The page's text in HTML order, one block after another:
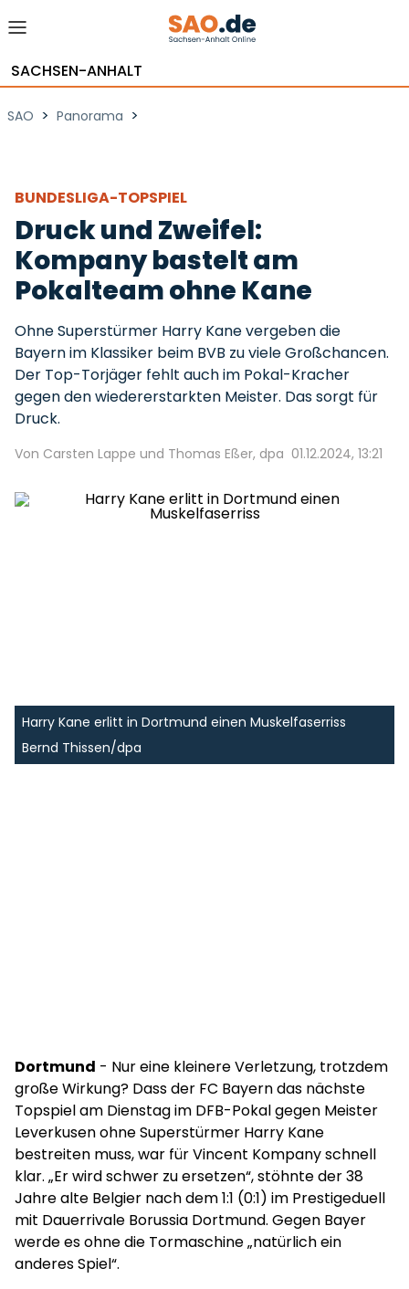
SACHSEN-ANHALT
SAO > Panorama >
BUNDESLIGA-TOPSPIEL
Druck und Zweifel:
Kompany bastelt am
Pokalteam ohne Kane
Ohne Superstürmer Harry Kane vergeben die
Bayern im Klassiker beim BVB zu viele Großchancen.
Der Top-Torjäger fehlt auch im Pokal-Kracher
gegen den wiedererstarkten Meister. Das sorgt für
Druck.
Von Carsten Lappe und Thomas Eßer, dpa 01.12.2024, 13:21
Harry Kane erlitt in Dortmund einen Muskelfaserriss
Bernd Thissen/dpa
Dortmund - Nur eine kleinere Verletzung, trotzdem
große Wirkung? Dass der FC Bayern das nächste
Topspiel am Dienstag im DFB-Pokal gegen Meister
Leverkusen ohne Superstürmer Harry Kane
bestreiten muss, war für Vincent Kompany schnell
klar. „Er wird schwer zu ersetzen“, stöhnte der 38
Jahre alte Belgier nach dem 1:1 (0:1) im Prestigeduell
mit Dauerrivale Borussia Dortmund. Gegen Bayer
werde es ohne die Tormaschine „natürlich ein
anderes Spiel“.